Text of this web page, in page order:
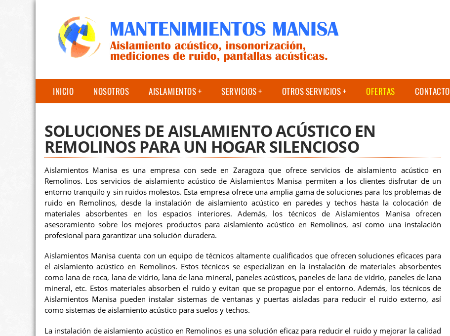
INICIO NOSOTROS AISLAMIENTOS SERVICIOS OTROS SERVICIOS OFERTAS CONTACTO
SOLUCIONES DE AISLAMIENTO ACÚSTICO EN
REMOLINOS PARA UN HOGAR SILENCIOSO
Aislamientos Manisa es una empresa con sede en Zaragoza que ofrece servicios de aislamiento acústico en
Remolinos. Los servicios de aislamiento acústico de Aislamientos Manisa permiten a los clientes disfrutar de un
entorno tranquilo y sin ruidos molestos. Esta empresa ofrece una amplia gama de soluciones para los problemas de
ruido en Remolinos, desde la instalación de aislamiento acústico en paredes y techos hasta la colocación de
materiales absorbentes en los espacios interiores. Además, los técnicos de Aislamientos Manisa ofrecen
asesoramiento sobre los mejores productos para aislamiento acústico en Remolinos, así como una instalación
profesional para garantizar una solución duradera.
Aislamientos Manisa cuenta con un equipo de técnicos altamente cualificados que ofrecen soluciones eficaces para
el aislamiento acústico en Remolinos. Estos técnicos se especializan en la instalación de materiales absorbentes
como lana de roca, lana de vidrio, lana de lana mineral, paneles acústicos, paneles de lana de vidrio, paneles de lana
mineral, etc. Estos materiales absorben el ruido y evitan que se propague por el entorno. Además, los técnicos de
Aislamientos Manisa pueden instalar sistemas de ventanas y puertas aisladas para reducir el ruido externo, así
como sistemas de aislamiento acústico para suelos y techos.
La instalación de aislamiento acústico en Remolinos es una solución eficaz para reducir el ruido y mejorar la calidad